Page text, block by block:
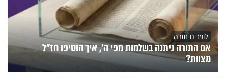
לומדים תורה
אם התורה ניתנה בשלמות מפי ה', איך הוסיפו חז"ל
מצוות?